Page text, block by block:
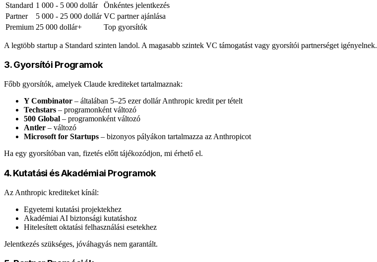
Standard 1 000 - 5 000 dollár
Önkéntes jelentkezés
Partner
5 000 - 25 000 dollár VC partner ajánlása
Premium 25 000 dollár+ Top gyorsítók
A legtöbb startup a Standard szinten landol. A magasabb szintek VC támogatást vagy gyorsítói partnerséget igényelnek.
3. Gyorsítói Programok
Főbb gyorsítók, amelyek Claude krediteket tartalmaznak:
Y Combinator – általában 5–25 ezer dollár Anthropic kredit per tételt
Techstars – programonként változó
500 Global – programonként változó
Antler – változó
Microsoft for Startups – bizonyos pályákon tartalmazza az Anthropicot
Ha egy gyorsítóban van, fizetés előtt tájékozódjon, mi érhető el.
4. Kutatási és Akadémiai Programok
Az Anthropic krediteket kínál:
Egyetemi kutatási projektekhez
Akadémiai AI biztonsági kutatáshoz
Hitelesített oktatási felhasználási esetekhez
Jelentkezés szükséges, jóváhagyás nem garantált.